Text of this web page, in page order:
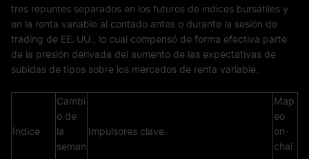
tres repuntes separados en los futuros de índices bursátiles y
en la renta variable al contado antes o durante la sesión de
trading de EE. UU., lo cual compensó de forma efectiva parte
de la presión derivada del aumento de las expectativas de
subidas de tipos sobre los mercados de renta variable.
Índice
Cambi
o de
la
seman
Impulsores clave
Map
eo
on-
chai